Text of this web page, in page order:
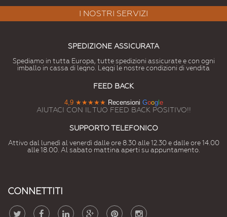
I NOSTRI SERVIZI
SPEDIZIONE ASSICURATA
Spediamo in tutta Europa, tutte spedizioni assicurate e con ogni
imballo in cassa di legno. Leggi le nostre condizioni di vendita
FEED BACK
4,9 ★★★★★ Recensioni Googl e
AIUTACI CON IL TUO FEED BACK POSITIVO!!
SUPPORTO TELEFONICO
Attivo dal lunedì al venerdì dalle ore 8.30 alle 12.30 e dalle ore 14.00
alle 18.00. Al sabato mattina aperti su appuntamento.
CONNETTITI